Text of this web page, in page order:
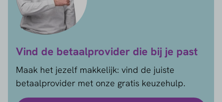
Vind de betaalprovider die bij je past
Maak het jezelf makkelijk: vind de juiste
betaalprovider met onze gratis keuzehulp.